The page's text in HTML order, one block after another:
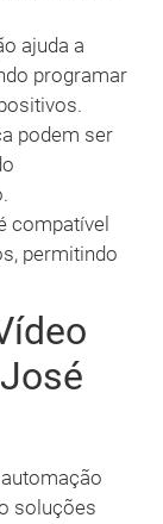
ajuda a
programar
podem ser
compatível
permitindo
soluções